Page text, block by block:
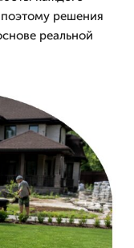
поэтому решения
реальной